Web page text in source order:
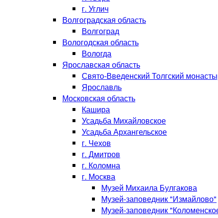
г. Углич
Волгоградская область
Волгоград
Вологодская область
Вологда
Ярославская область
Свято-Введенский Толгский
Ярославль
Московская область
Кашира
Усадьба Михайловское
Усадьба Архангельское
г. Чехов
г. Дмитров
г. Коломна
г. Москва
Музей Михаила Булгакова
Музей-заповедник "Измайлово"
Музей-заповедник